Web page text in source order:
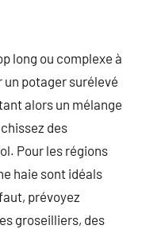
long ou complexe à
un potager surélevé
alors un mélange
des
Pour les régions
haie sont idéals
prévoyez
groseilliers, des